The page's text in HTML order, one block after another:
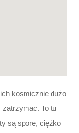
kosmicznie dużo
zatrzymać. To tu
są spore, ciężko